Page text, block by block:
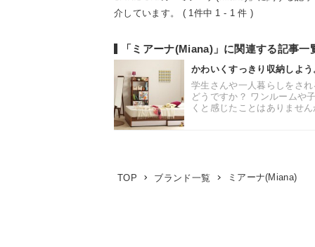
介しています。 ( 1件中 1 - 1 件 )
「ミアーナ(Miana)」に関連する記事一
かわいくすっきり収納しよ
学生さんや一人暮らしをさ
どうですか？ ワンルームや
くと感じたことはありませ
TOP ブランド一覧 ミアーナ(Miana)